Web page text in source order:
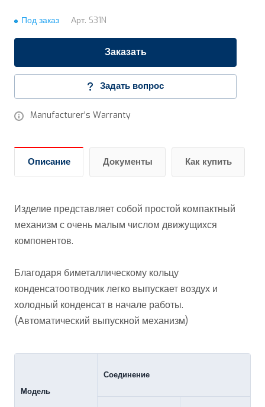
Под заказ Арт. S31N
Заказать
Задать вопрос
Manufacturer's Warranty
Описание Документы Как купить
Изделие представляет собой простой компактный
механизм с очень малым числом движущихся
компонентов.
Благодаря биметаллическому кольцу
конденсатоотводчик легко выпускает воздух и
холодный конденсат в начале работы.
(Автоматический выпускной механизм)
Модель
Соединение